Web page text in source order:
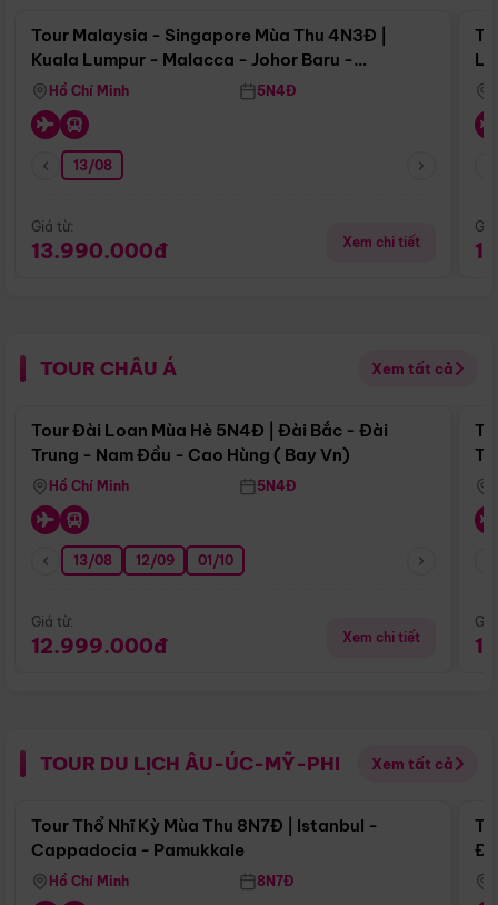
Tour Malaysia - Singapore Mùa Thu 4N3Đ |
Kuala Lumpur - Malacca - Johor Baru -
Singapore
Hồ Chí Minh 5N4Đ
13/08
Giá từ:
13.990.000đ Xem chi tiết
TOUR CHÂU Á Xem tất cả
Điểm nổi bật
Tour Đài Loan Mùa Hè 5N4Đ | Đài Bắc - Đài
Trung - Nam Đầu - Cao Hùng ( Bay Vn)
Hồ Chí Minh 5N4Đ
13/08 12/09 01/10
Giá từ:
12.999.000đ Xem chi tiết
TOUR DU LỊCH ÂU-ÚC-MỸ-PHI Xem tất cả
Điểm nổi bật
Tour Thổ Nhĩ Kỳ Mùa Thu 8N7Đ | Istanbul -
Cappadocia - Pamukkale
Hồ Chí Minh 8N7Đ